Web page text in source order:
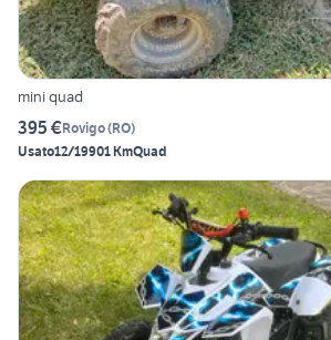
mini quad
395 €Rovigo(RO)
Usato12/19901 KmQuad